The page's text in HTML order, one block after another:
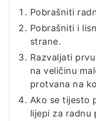
Pobrašniti
Pobrašniti i
strane.
Razvaljati
na veličinu
protvana na
Ako se tijesto
lijepi za radnu